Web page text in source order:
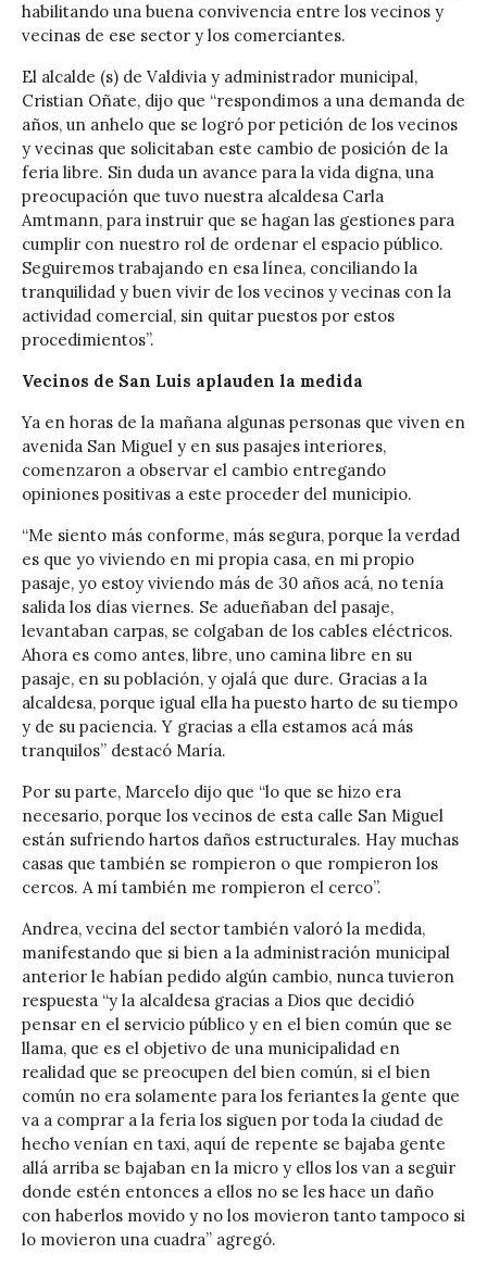
habilitando una buena convivencia entre los vecinos y
vecinas de ese sector y los comerciantes.
El alcalde (s) de Valdivia y administrador municipal,
Cristian Oñate, dijo que “respondimos a una demanda de
años, un anhelo que se logró por petición de los vecinos
y vecinas que solicitaban este cambio de posición de la
feria libre. Sin duda un avance para la vida digna, una
preocupación que tuvo nuestra alcaldesa Carla
Amtmann, para instruir que se hagan las gestiones para
cumplir con nuestro rol de ordenar el espacio público.
Seguiremos trabajando en esa línea, conciliando la
tranquilidad y buen vivir de los vecinos y vecinas con la
actividad comercial, sin quitar puestos por estos
procedimientos”.
Vecinos de San Luis aplauden la medida
Ya en horas de la mañana algunas personas que viven en
avenida San Miguel y en sus pasajes interiores,
comenzaron a observar el cambio entregando
opiniones positivas a este proceder del municipio.
“Me siento más conforme, más segura, porque la verdad
es que yo viviendo en mi propia casa, en mi propio
pasaje, yo estoy viviendo más de 30 años acá, no tenía
salida los días viernes. Se adueñaban del pasaje,
levantaban carpas, se colgaban de los cables eléctricos.
Ahora es como antes, libre, uno camina libre en su
pasaje, en su población, y ojalá que dure. Gracias a la
alcaldesa, porque igual ella ha puesto harto de su tiempo
y de su paciencia. Y gracias a ella estamos acá más
tranquilos” destacó María.
Por su parte, Marcelo dijo que “lo que se hizo era
necesario, porque los vecinos de esta calle San Miguel
están sufriendo hartos daños estructurales. Hay muchas
casas que también se rompieron o que rompieron los
cercos. A mí también me rompieron el cerco”.
Andrea, vecina del sector también valoró la medida,
manifestando que si bien a la administración municipal
anterior le habían pedido algún cambio, nunca tuvieron
respuesta “y la alcaldesa gracias a Dios que decidió
pensar en el servicio público y en el bien común que se
llama, que es el objetivo de una municipalidad en
realidad que se preocupen del bien común, si el bien
común no era solamente para los feriantes la gente que
va a comprar a la feria los siguen por toda la ciudad de
hecho venían en taxi, aquí de repente se bajaba gente
allá arriba se bajaban en la micro y ellos los van a seguir
donde estén entonces a ellos no se les hace un daño
con haberlos movido y no los movieron tanto tampoco si
lo movieron una cuadra” agregó.